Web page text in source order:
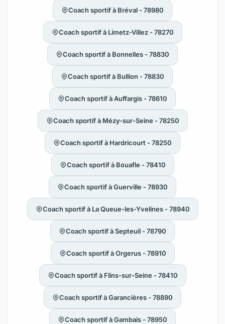
Coach sportif à Bréval - 78980
Coach sportif à Limetz-Villez - 78270
Coach sportif à Bonnelles - 78830
Coach sportif à Bullion - 78830
Coach sportif à Auffargis - 78610
Coach sportif à Mézy-sur-Seine - 78250
Coach sportif à Hardricourt - 78250
Coach sportif à Bouafle - 78410
Coach sportif à Guerville - 78930
Coach sportif à La Queue-les-Yvelines - 78940
Coach sportif à Septeuil - 78790
Coach sportif à Orgerus - 78910
Coach sportif à Flins-sur-Seine - 78410
Coach sportif à Garancières - 78890
Coach sportif à Gambais - 78950